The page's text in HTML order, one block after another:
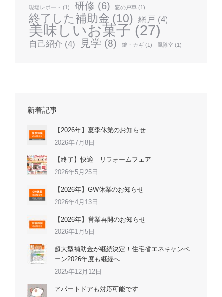
現場レポート (1) 研修 (6) 窓の戸車 (1)
終了した補助金 (10) 網戸 (4)
美味しいお菓子 (27)
自己紹介 (4) 見学 (8) 鍵・カギ (1) 風除室 (1)
新着記事
【2026年】夏季休業のお知らせ
2026年7月8日
【終了】快適 リフォームフェア
2026年5月25日
【2026年】GW休業のお知らせ
2026年4月13日
【2026年】営業再開のお知らせ
2026年1月5日
超大型補助金が継続決定！住宅省エネキャンペ
ーン2026年度も継続へ
2025年12月12日
アパートドアも対応可能です